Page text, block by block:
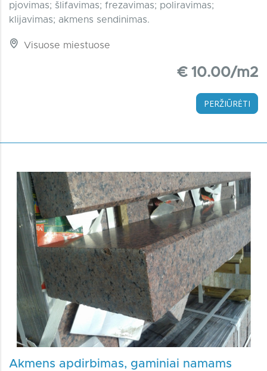
pjovimas; šlifavimas; frezavimas; poliravimas;
klijavimas; akmens sendinimas.
Visuose miestuose
€ 10.00/m2
PERŽIŪRĖTI
Akmens apdirbimas, gaminiai namams